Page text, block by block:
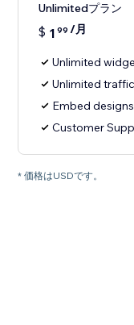
Unlimitedプラン
$ 1 99 /月
Unlimited
Unlimited traffic
Embed
Customer
* 価格はUSDです。